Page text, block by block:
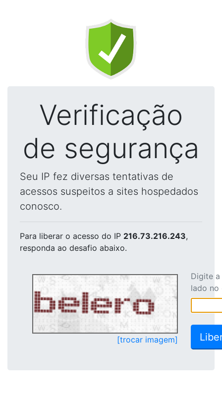
Verificação
de segurança
Seu IP fez diversas tentativas de
acessos suspeitos a sites hospedados
conosco.
Para liberar o acesso do IP 216.73.216.243,
responda ao desafio abaixo.
[trocar imagem]
Digite
lado no